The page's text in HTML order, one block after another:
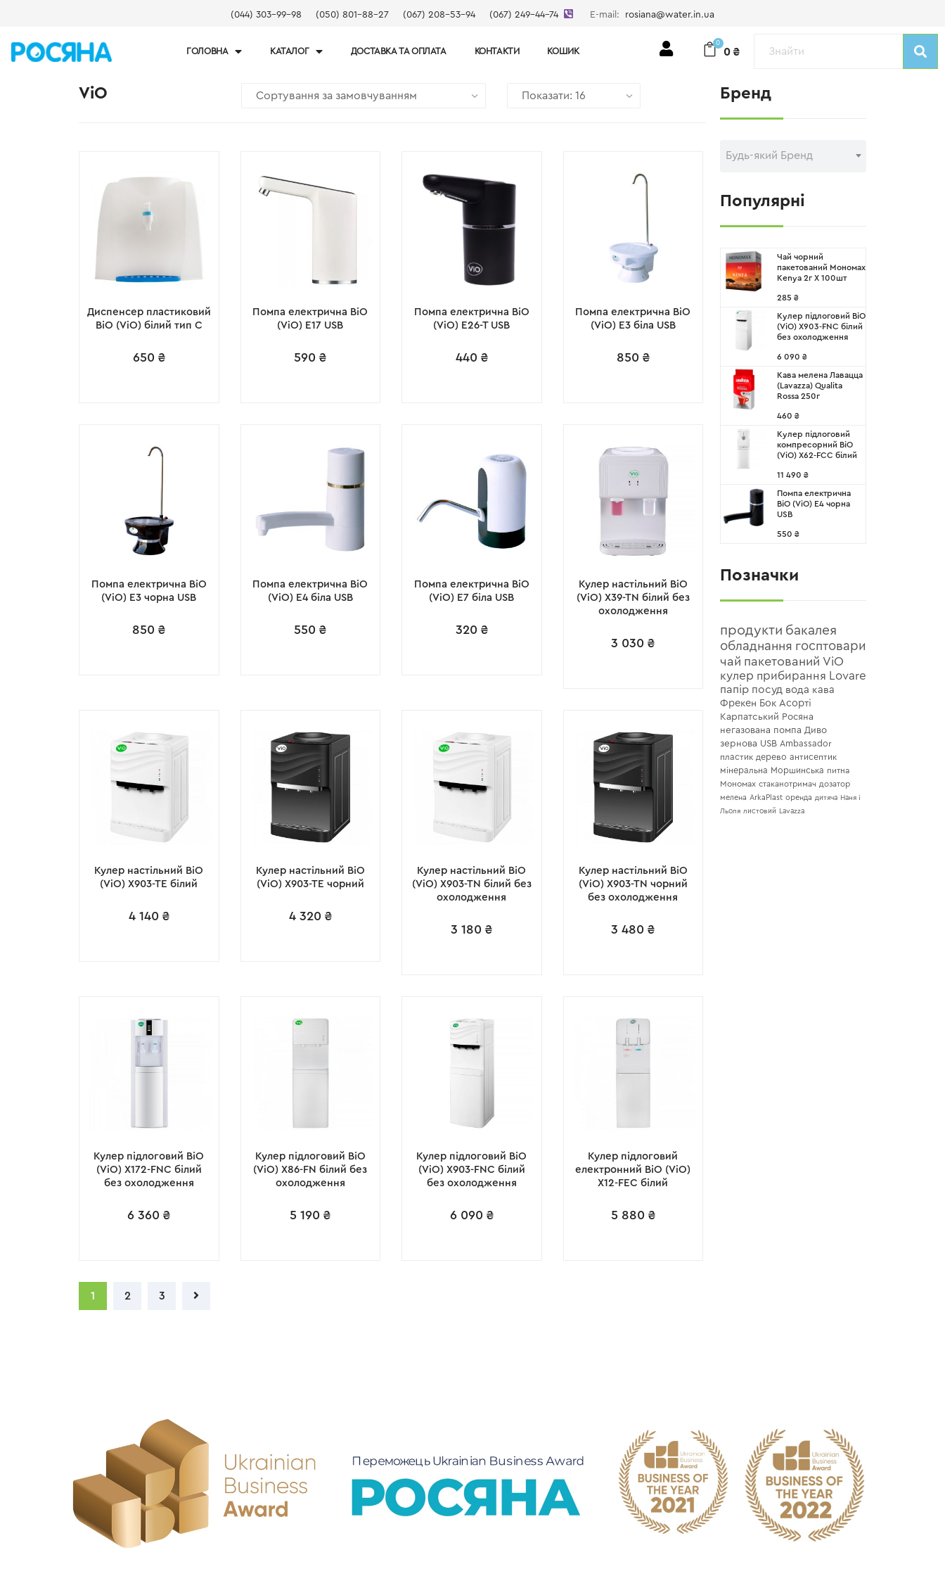
(044) 303-99-98 (050) 801-88-27 (067) 208-53-94 (067) 249-44-74 E-mail: rosiana@water.in.ua
ГОЛОВНА КАТАЛОГ ДОСТАВКА ТА ОПЛАТА КОНТАКТИ КОШИК
0
0 ₴
ViO
Диспенсер пластиковий
ВіО (ViO) білий тип С
650 ₴
Помпа електрична ВіО
(ViO) E17 USB
590 ₴
Помпа електрична ВіО
(ViO) E26-T USB
440 ₴
Помпа електрична ВіО
(ViO) E3 біла USB
850 ₴
Помпа електрична ВіО
(ViO) E3 чорна USB
850 ₴
Помпа електрична ВіО
(ViO) E4 біла USB
550 ₴
Помпа електрична ВіО
(ViO) E7 біла USB
320 ₴
Кулер настільний ВіО
(ViO) X39-TN білий без
охолодження
3 030 ₴
Кулер настільний ВіО
(ViO) X903-TE білий
4 140 ₴
Кулер настільний ВіО
(ViO) X903-TE чорний
4 320 ₴
Кулер настільний ВіО
(ViO) X903-TN білий без
охолодження
3 180 ₴
Кулер настільний ВіО
(ViO) X903-TN чорний
без охолодження
3 480 ₴
Кулер підлоговий ВіО
(ViO) X172-FNC білий
без охолодження
6 360 ₴
Кулер підлоговий ВіО
(ViO) X86-FN білий без
охолодження
5 190 ₴
Кулер підлоговий ВіО
(ViO) X903-FNC білий
без охолодження
6 090 ₴
Кулер підлоговий
електронний ВіО (ViO)
X12-FEC білий
5 880 ₴
1 2 3
Бренд
Будь-який Бренд
Популярні
Чай чорний
пакетований Мономах
Kenya 2г X 100шт
285 ₴
Кулер підлоговий ВіО
(ViO) X903-FNC білий
без охолодження
6 090 ₴
Кава мелена Лавацца
(Lavazza) Qualita
Rossa 250г
460 ₴
Кулер підлоговий
компресорний ВіО
(ViO) X62-FCC білий
11 490 ₴
Помпа електрична
ВіО (ViO) E4 чорна
USB
550 ₴
Позначки
продукти бакалея
обладнання госптовари
чай пакетований ViO
кулер прибирання Lovare
папір посуд вода кава
Фрекен Бок Асорті
Карпатський Росяна
негазована помпа Диво
зернова USB Ambassador
пластик дерево антисептик
мінеральна Моршинська питна
Мономах стаканотримач дозатор
мелена ArkaPlast оренда дитяча Наня і
Льоля листовий Lavazza